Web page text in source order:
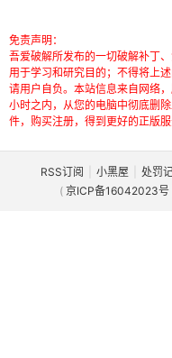
免责声明：
吾爱破解所发布的一切破解补丁
用于学习和研究目的；不得将上
请用户自负。本站信息来自网络
小时之内，从您的电脑中彻底删
件，购买注册，得到更好的正版
RSS订阅 小黑屋 处罚
( 京ICP备16042023